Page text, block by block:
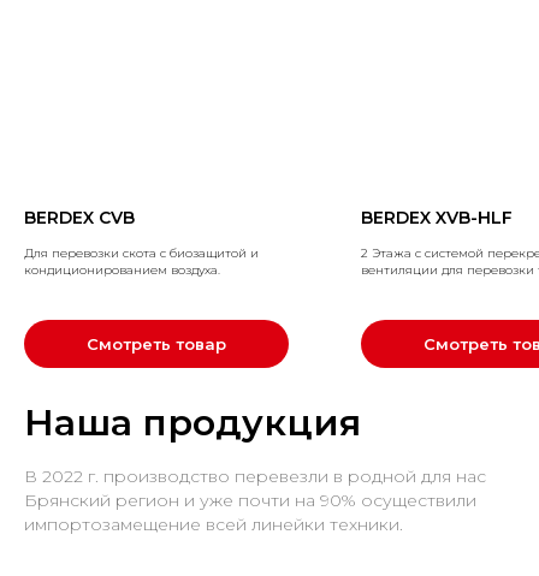
BERDEX CVB
Для перевозки скота с биозащитой и
кондиционированием воздуха.
Смотреть товар
BERDEX XVB-HLF
2 Этажа c системой
вентиляции для перевозки
Смотреть
Наша продукция
В 2022 г. производство перевезли в родной для нас
Брянский регион и уже почти на 90% осуществили
импортозамещение всей линейки техники.